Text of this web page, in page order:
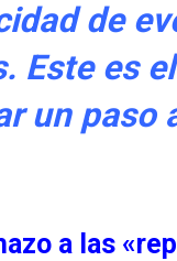
de
Este es
un paso
a las